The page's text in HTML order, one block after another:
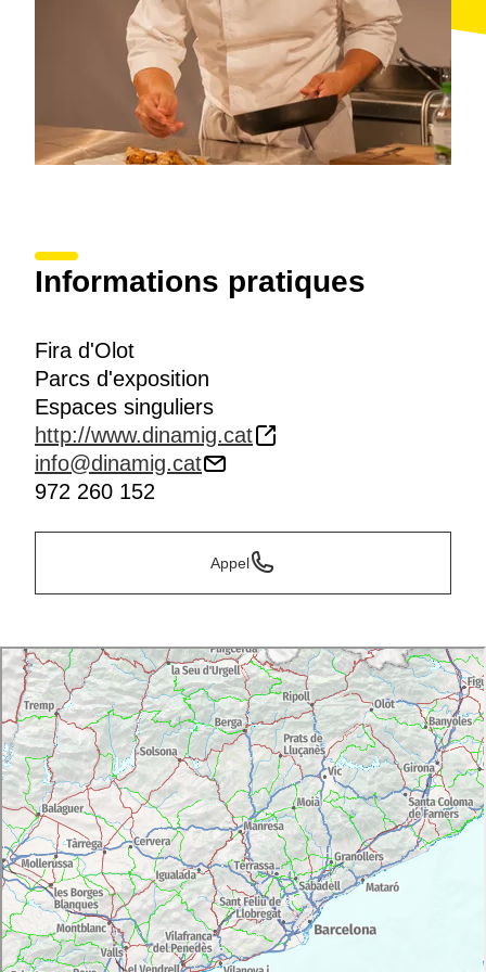
grande valeur, protégé par les institutions depuis
Le centre-ville renferme aussi de nombreux attraits,
comme par exemple laRoute modernisteou un
restaurant,
Les Cols
, qui se distingue tout
particulièrement sur le circuit des nouveaux
Informations pratiques
Fira d'Olot
Parcs d'exposition
Espaces singuliers
http://www.dinamig.cat
info@dinamig.cat
972 260 152
Appel